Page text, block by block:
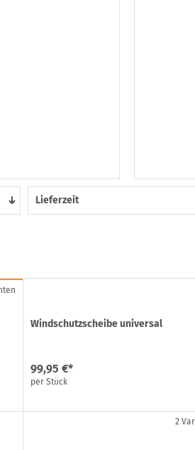
Lieferzeit
Windschutzscheibe universal
99,95 €*
per Stück
2